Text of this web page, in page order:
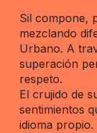
Sil compone,
mezclando
Urbano. A
superación
respeto.
El crujido de
sentimientos
idioma propio.